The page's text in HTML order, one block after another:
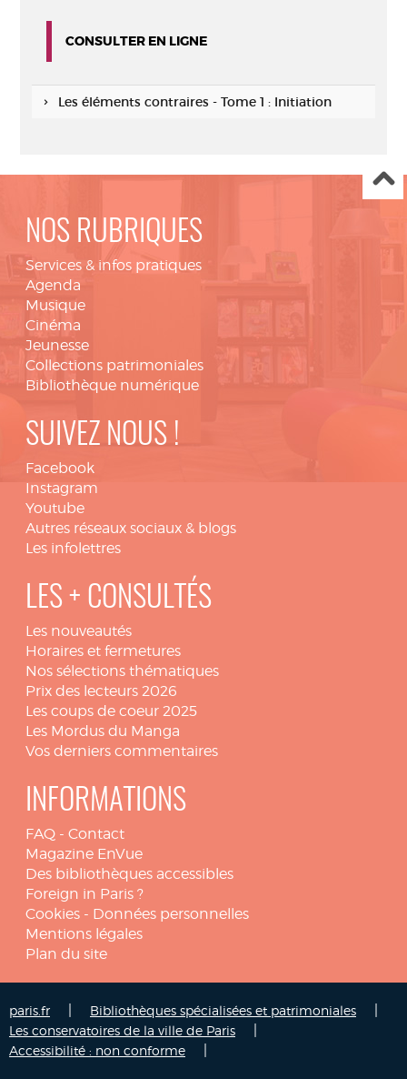
CONSULTER EN LIGNE
Les éléments contraires - Tome 1 : Initiation
NOS RUBRIQUES
Services & infos pratiques
Agenda
Musique
Cinéma
Jeunesse
Collections patrimoniales
Bibliothèque numérique
SUIVEZ NOUS !
Facebook
Instagram
Youtube
Autres réseaux sociaux & blogs
Les infolettres
LES + CONSULTÉS
Les nouveautés
Horaires et fermetures
Nos sélections thématiques
Prix des lecteurs 2026
Les coups de coeur 2025
Les Mordus du Manga
Vos derniers commentaires
INFORMATIONS
FAQ - Contact
Magazine EnVue
Des bibliothèques accessibles
Foreign in Paris ?
Cookies - Données personnelles
Mentions légales
Plan du site
paris.fr Bibliothèques spécialisées et patrimoniales
Les conservatoires de la ville de Paris
Accessibilité : non conforme